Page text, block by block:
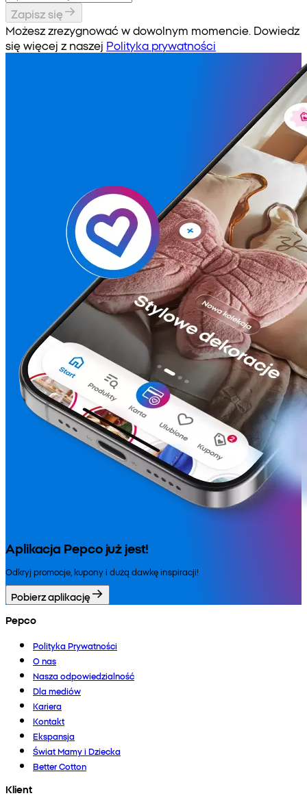
Zapisz się
Możesz zrezygnować w dowolnym momencie. Dowiedz
się więcej z naszej Polityka prywatności
Aplikacja Pepco już jest!
Odkryj promocje, kupony i dużą dawkę inspiracji!
Pobierz aplikację
Pepco
Polityka Prywatności
O nas
Nasza odpowiedzialność
Dla mediów
Kariera
Kontakt
Ekspansja
Świat Mamy i Dziecka
Better Cotton
Klient